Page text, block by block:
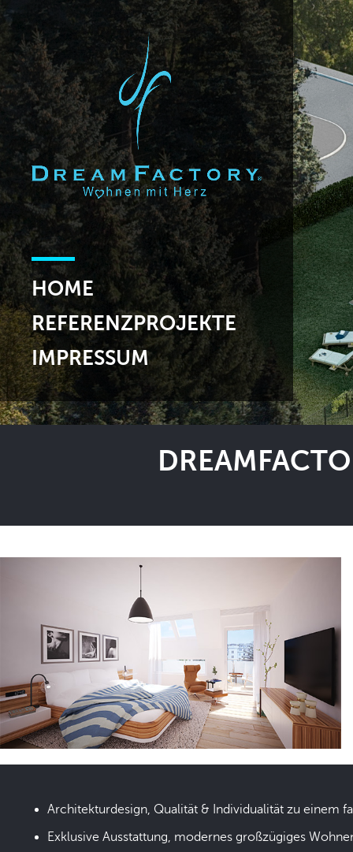
HOME
REFERENZPROJEKTE
IMPRESSUM
Architekturdesign, Qualität & Individualität zu einem
Exklusive Ausstattung, modernes großzügiges